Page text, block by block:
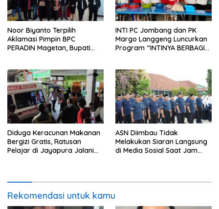
Noor Biyanto Terpilih
Aklamasi Pimpin BPC
PERADIN Magetan, Bupati
INTI PC Jombang dan PK
Margo Langgeng Luncurkan
Program “INTINYA BERBAGI”,
Diduga Keracunan Makanan
Bergizi Gratis, Ratusan
Pelajar di Jayapura Jalani
ASN Diimbau Tidak
Melakukan Siaran Langsung
di Media Sosial Saat Jam
Rekomendasi untuk kamu